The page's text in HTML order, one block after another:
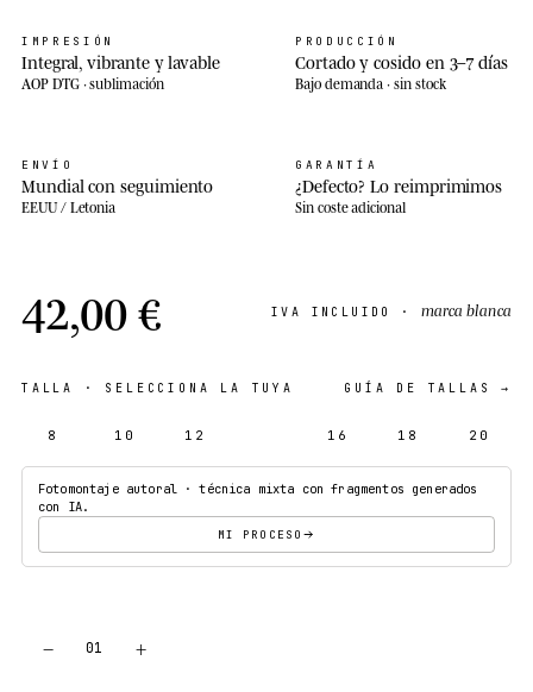
IMPRESIÓN
Integral, vibrante y lavable
AOP DTG · sublimación
PRODUCCIÓN
Cortado y cosido en 3–7 días
Bajo demanda · sin stock
ENVÍO
Mundial con seguimiento
EEUU / Letonia
GARANTÍA
¿Defecto? Lo reimprimimos
Sin coste adicional
42,00 € IVA INCLUIDO · marca blanca
TALLA · SELECCIONA LA TUYA GUÍA DE TALLAS →
8 10 12 16 18 20
Fotomontaje autoral · técnica mixta con fragmentos generados
con IA.
MI PROCESO
− 01 +